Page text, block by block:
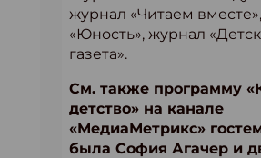
журнал «Читаем
«Юность», журнал
газета».
См. также программу
детство» на канале
«МедиаМетрикс»
была София Агачер и